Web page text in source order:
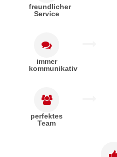
freundlicher
Service
immer
kommunikativ
perfektes
Team